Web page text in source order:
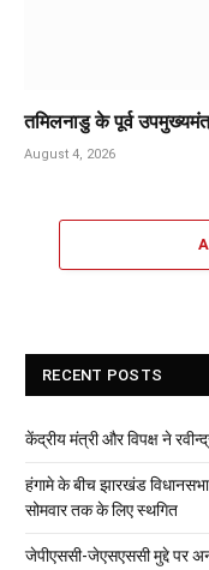
तमिलनाडु के पूर्व
August 4, 2026
RECENT POSTS
केंद्रीय मंत्री और विपक्ष ने
हंगामे के बीच झारखंड
सोमवार तक के लिए स्थगित
जेपीएससी-जेएसएससी मुद्दे पर